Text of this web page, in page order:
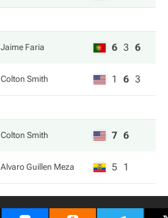
Jaime Faria 6 3 6
Colton Smith 1 6 3
Colton Smith 7 6
Alvaro Guillen Meza 5 1